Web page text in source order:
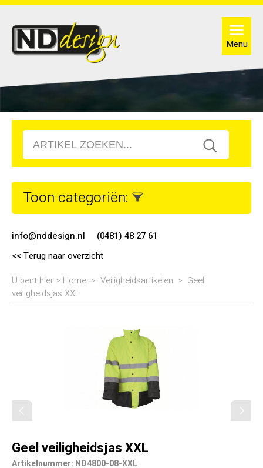
Menu
Toon categoriën:
info@nddesign.nl
(0481) 48 27 61
<< Terug naar overzicht
U bent hier > Home > Veiligheidsartikelen > Geel
veiligheidsjas XXL
Geel veiligheidsjas XXL
Artikelnummer: ND4800-08-XXL